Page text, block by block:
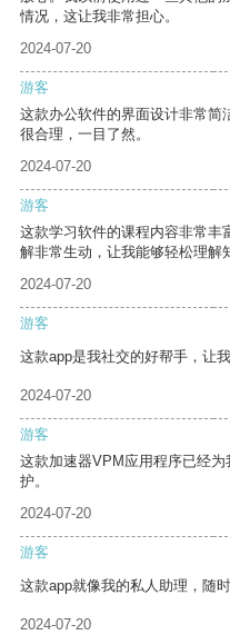
情况，这让我非常担心。
2024-07-20
游客
这款办公软件的界面设计非常简
很合理，一目了然。
2024-07-20
游客
这款学习软件的课程内容非常丰
解非常生动，让我能够轻松理解
2024-07-20
游客
这款app是我社交的好帮手，让
2024-07-20
游客
这款加速器VPM应用程序已经
护。
2024-07-20
游客
这款app就像我的私人助理，随
2024-07-20